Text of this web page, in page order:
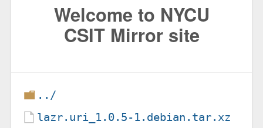
Welcome to NYCU
CSIT Mirror site
../
lazr.uri_1.0.5-1.debian.tar.xz